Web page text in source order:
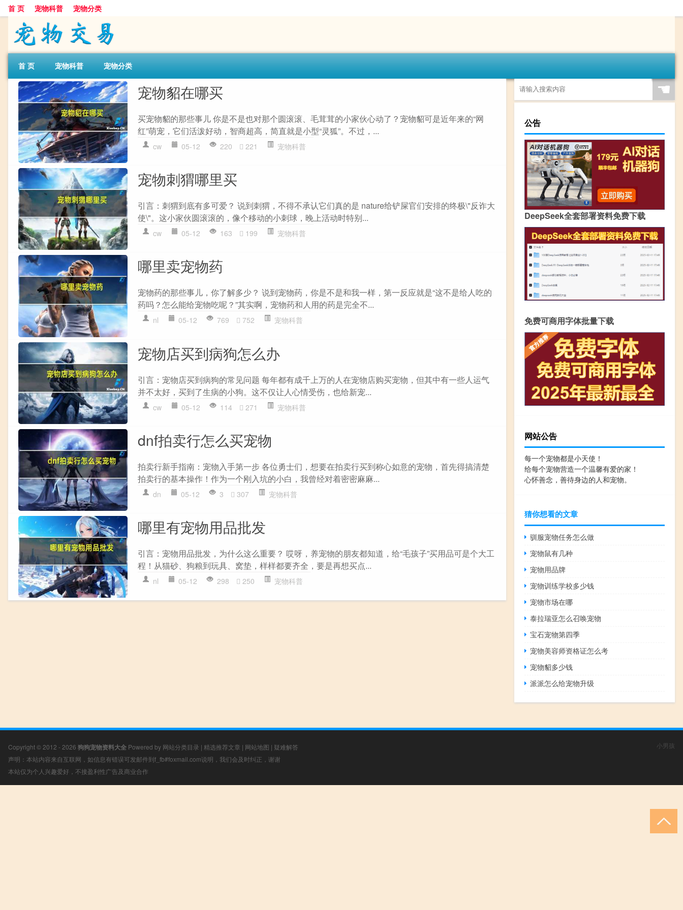
首 页 宠物科普 宠物分类
首 页 宠物科普 宠物分类
宠物貂在哪买
买宠物貂的那些事儿 你是不是也对那个圆滚滚、毛茸茸的小家伙心动了？宠物貂可是近年来的“网
红”萌宠，它们活泼好动，智商超高，简直就是小型“灵狐”。不过，...
cw 05-12 220 221 宠物科普
宠物刺猬哪里买
引言：刺猬到底有多可爱？ 说到刺猬，不得不承认它们真的是 nature给铲屎官们安排的终极\"反诈大
使\"。这小家伙圆滚滚的，像个移动的小刺球，晚上活动时特别...
cw 05-12 163 199 宠物科普
哪里卖宠物药
宠物药的那些事儿，你了解多少？ 说到宠物药，你是不是和我一样，第一反应就是“这不是给人吃的
药吗？怎么能给宠物吃呢？”其实啊，宠物药和人用的药是完全不...
nl 05-12 769 752 宠物科普
宠物店买到病狗怎么办
引言：宠物店买到病狗的常见问题 每年都有成千上万的人在宠物店购买宠物，但其中有一些人运气
并不太好，买到了生病的小狗。这不仅让人心情受伤，也给新宠...
cw 05-12 114 271 宠物科普
dnf拍卖行怎么买宠物
拍卖行新手指南：宠物入手第一步 各位勇士们，想要在拍卖行买到称心如意的宠物，首先得搞清楚
拍卖行的基本操作！作为一个刚入坑的小白，我曾经对着密密麻麻...
dn 05-12 3 307 宠物科普
哪里有宠物用品批发
引言：宠物用品批发，为什么这么重要？ 哎呀，养宠物的朋友都知道，给“毛孩子”买用品可是个大工
程！从猫砂、狗粮到玩具、窝垫，样样都要齐全，要是再想买点...
nl 05-12 298 250 宠物科普
☚
公告
DeepSeek全套部署资料免费下载
免费可商用字体批量下载
网站公告
每一个宠物都是小天使！
给每个宠物营造一个温馨有爱的家！
心怀善念，善待身边的人和宠物。
猜你想看的文章
驯服宠物任务怎么做
宠物鼠有几种
宠物用品牌
宠物训练学校多少钱
宠物市场在哪
泰拉瑞亚怎么召唤宠物
宝石宠物第四季
宠物美容师资格证怎么考
宠物貂多少钱
派派怎么给宠物升级
Copyright © 2012 - 2026 狗狗宠物资料大全 Powered by 网站分类目录 | 精选推荐文章 | 网站地图 | 疑难解答
声明：本站内容来自互联网，如信息有错误可发邮件到f_fb#foxmail.com说明，我们会及时纠正，谢谢
本站仅为个人兴趣爱好，不接盈利性广告及商业合作
小男孩